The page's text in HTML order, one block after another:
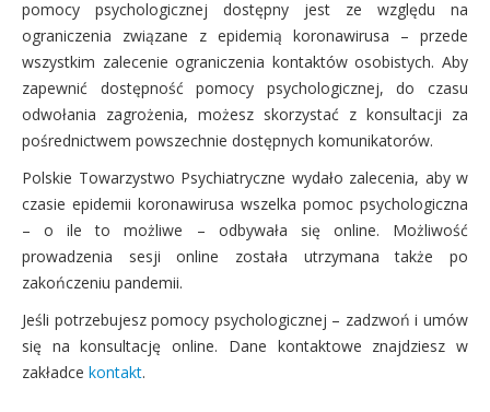
pomocy psychologicznej dostępny jest ze względu na
ograniczenia związane z epidemią koronawirusa – przede
wszystkim zalecenie ograniczenia kontaktów osobistych. Aby
zapewnić dostępność pomocy psychologicznej, do czasu
odwołania zagrożenia, możesz skorzystać z konsultacji za
pośrednictwem powszechnie dostępnych komunikatorów.
Polskie Towarzystwo Psychiatryczne wydało zalecenia, aby w
czasie epidemii koronawirusa wszelka pomoc psychologiczna
– o ile to możliwe – odbywała się online. Możliwość
prowadzenia sesji online została utrzymana także po
zakończeniu pandemii.
Jeśli potrzebujesz pomocy psychologicznej – zadzwoń i umów
się na konsultację online. Dane kontaktowe znajdziesz w
zakładce kontakt.